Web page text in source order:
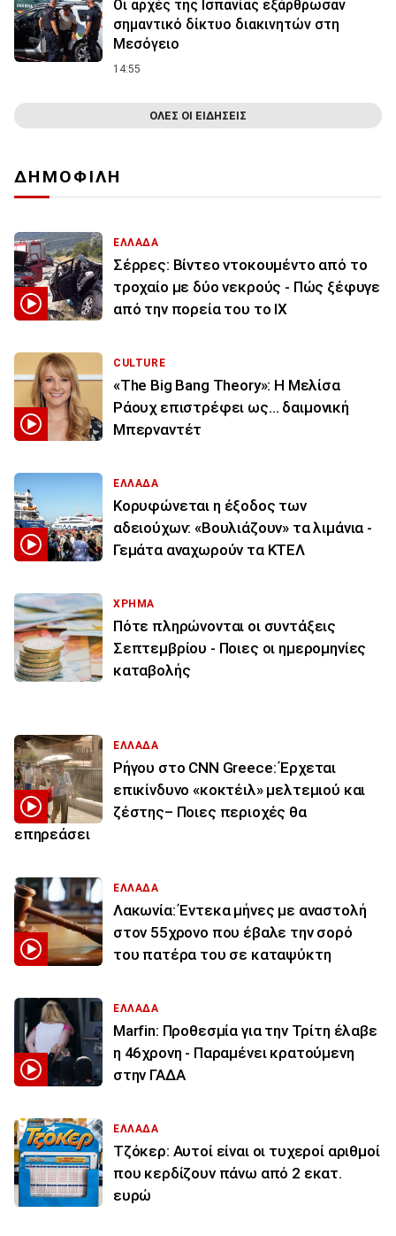
Οι αρχές της Ισπανίας εξάρθρωσαν
σημαντικό δίκτυο διακινητών στη
Μεσόγειο
14:55
ΟΛΕΣ ΟΙ ΕΙΔΗΣΕΙΣ
ΔΗΜΟΦΙΛΗ
ΕΛΛΑΔΑ
Σέρρες: Βίντεο ντοκουμέντο από το
τροχαίο με δύο νεκρούς - Πώς ξέφυγε
από την πορεία του το ΙΧ
CULTURE
«The Big Bang Theory»: Η Μελίσα
Ράουχ επιστρέφει ως… δαιμονική
Μπερναντέτ
ΕΛΛΑΔΑ
Κορυφώνεται η έξοδος των
αδειούχων: «Βουλιάζουν» τα λιμάνια -
Γεμάτα αναχωρούν τα ΚΤΕΛ
ΧΡΗΜΑ
Πότε πληρώνονται οι συντάξεις
Σεπτεμβρίου - Ποιες οι ημερομηνίες
καταβολής
ΕΛΛΑΔΑ
Ρήγου στο CNN Greece: Έρχεται
επικίνδυνο «κοκτέιλ» μελτεμιού και
ζέστης– Ποιες περιοχές θα
επηρεάσει
ΕΛΛΑΔΑ
Λακωνία: Έντεκα μήνες με αναστολή
στον 55χρονο που έβαλε την σορό
του πατέρα του σε καταψύκτη
ΕΛΛΑΔΑ
Marfin: Προθεσμία για την Τρίτη έλαβε
η 46χρονη - Παραμένει κρατούμενη
στην ΓΑΔΑ
ΕΛΛΑΔΑ
Τζόκερ: Αυτοί είναι οι τυχεροί αριθμοί
που κερδίζουν πάνω από 2 εκατ.
ευρώ